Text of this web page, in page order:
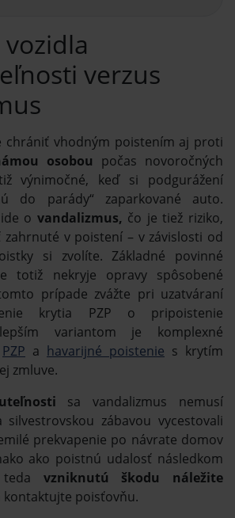
verzus
chrániť vhodným poistením aj proti
osobou počas novoročných
výnimočné, keď si podgurážení
do parády“ zaparkované auto.
o vandalizmus, čo je tiež riziko,
v poistení – v závislosti od
si zvolíte. Základné povinné
totiž nekryje opravy spôsobené
prípade zvážte pri uzatváraní
krytia PZP o pripoistenie
variantom je komplexné
PZP a havarijné poistenie s krytím
zmluve.
sa vandalizmus nemusí
zábavou vycestovali
prekvapenie po návrate domov
ako poistnú udalosť následkom
teda vzniknutú škodu náležite
kontaktujte poisťovňu.